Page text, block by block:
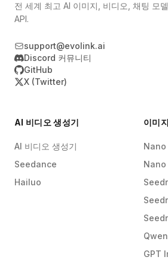
전 세계 최고 AI 이미지, 비디오, 채팅 모
API.
support@evolink.ai
Discord 커뮤니티
GitHub
X (Twitter)
AI 비디오 생성기
AI 비디오 생성기
Seedance
Hailuo
이미
Nano
GPT